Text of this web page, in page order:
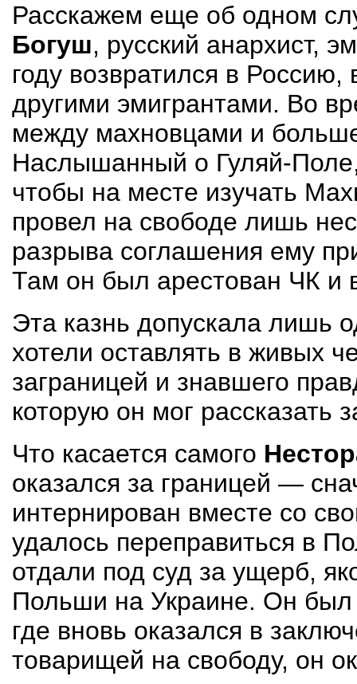
Расскажем еще об одном
Богуш, русский анархист,
году возвра­тился в
другими эмигрантами. Во
между махновцами и
Наслышанный о Гуляй-Поле,
чтобы на месте изучать
провел на свободе лишь
разрыва соглашения ему
Там он был арестован ЧК и
Эта казнь допускала лишь
хотели оставлять в живых
заграницей и знавшего
которую он мог рассказать
Что касается самого
оказался за границей —
интернирован вместе со
удалось переправиться в
отдали под суд за ущерб,
Польши на Украине. Он был
где вновь оказался в
товарищей на свободу, он